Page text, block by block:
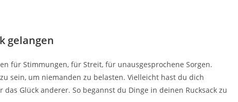
gelangen
für Stimmungen, für Streit, für unausgesprochene Sorgen.
sein, um niemanden zu belasten. Vielleicht hast du dich
Glück anderer. So begannst du Dinge in deinen Rucksack zu